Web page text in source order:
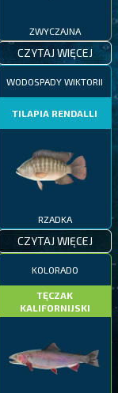
ZWYCZAJNA
CZYTAJ WIĘCEJ
WODOSPADY WIKTORII
TILAPIA RENDALLI
RZADKA
CZYTAJ WIĘCEJ
KOLORADO
TĘCZAK
KALIFORNIJSKI